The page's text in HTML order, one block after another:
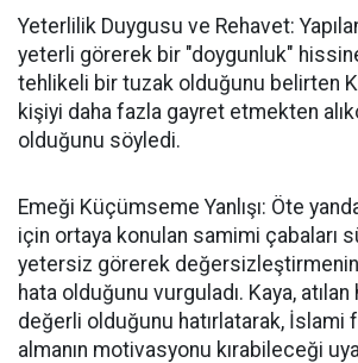
Yeterlilik Duygusu ve Rehavet:
yeterli görerek bir "doygunluk" hissine
tehlikeli bir tuzak olduğunu belirten
kişiyi daha fazla gayret etmekten
olduğunu söyledi.
Emeği Küçümseme Yanlışı: Öte
için ortaya konulan samimi çabaları
yetersiz görerek
hata olduğunu vurguladı. Kaya, atılan
değerli olduğunu hatırlatarak, İslami
almanın motivasyonu kırabileceği